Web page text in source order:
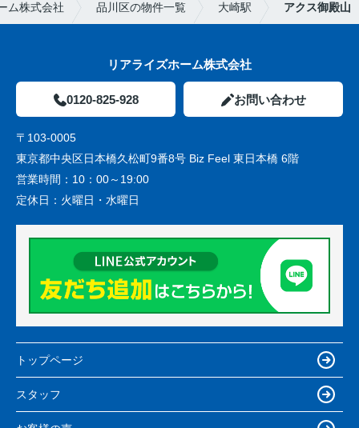
ム株式会社 品川区の物件一覧 大崎駅 アクス御殿山
リアライズホーム株式会社
0120-825-928 お問い合わせ
〒103-0005
東京都中央区日本橋久松町9番8号 Biz Feel 東日本橋 6階
営業時間： 10：00～19:00
定休日： 火曜日・水曜日
トップページ
スタッフ